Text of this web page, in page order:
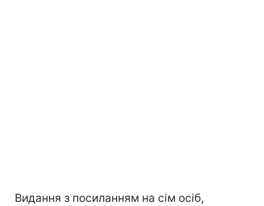
Видання з посиланням на сім осіб,